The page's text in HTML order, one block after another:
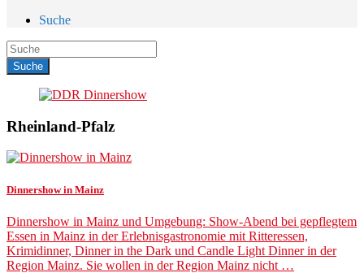
Suche
Rheinland-Pfalz
Dinnershow in Mainz
Dinnershow in Mainz und Umgebung: Show-Abend bei gepflegtem
Essen in Mainz in der Erlebnisgastronomie mit Ritteressen,
Krimidinner, Dinner in the Dark und Candle Light Dinner in der
Region Mainz. Sie wollen in der Region Mainz nicht …